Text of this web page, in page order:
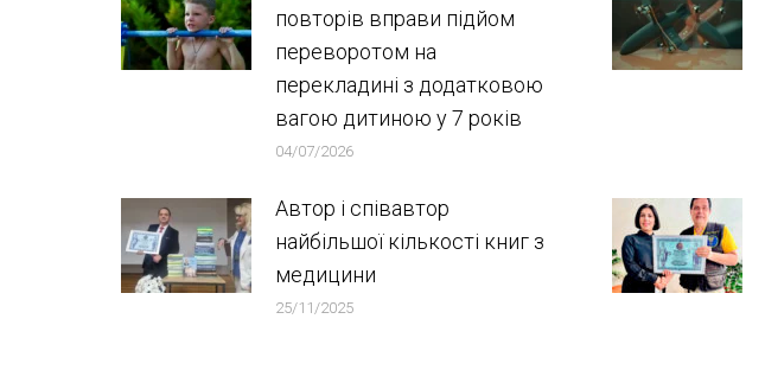
повторів вправи підйом
переворотом на
перекладині з додатковою
вагою дитиною у 7 років
04/07/2026
Автор і співавтор
найбільшої кількості книг з
медицини
25/11/2025